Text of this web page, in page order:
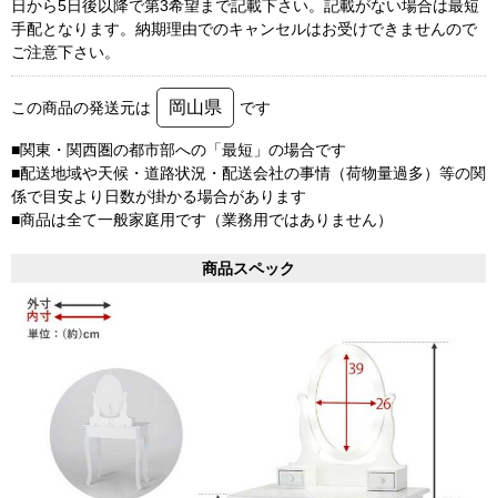
日から5日後以降で第3希望まで記載下さい。記載がない場合は最短
手配となります。納期理由でのキャンセルはお受けできませんので
ご注意下さい。
この商品の発送元は 岡山県 です
■関東・関西圏の都市部への「最短」の場合です
■配送地域や天候・道路状況・配送会社の事情（荷物量過多）等の関
係で目安より日数が掛かる場合があります
■商品は全て一般家庭用です（業務用ではありません）
商品スペック